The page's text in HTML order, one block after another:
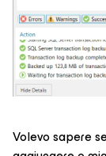
Volevo sapere